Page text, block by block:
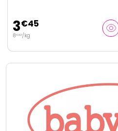
3€90
9€75/kg